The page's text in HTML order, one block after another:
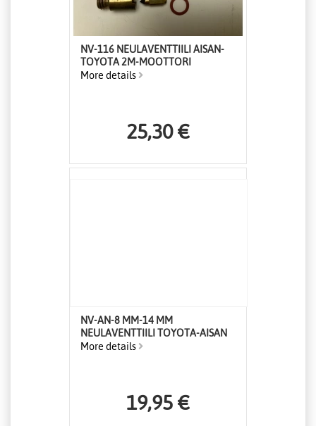
NV-116 NEULAVENTTIILI AISAN-
TOYOTA 2M-MOOTTORI
More details
25,30 €
NV-AN-8 MM-14 MM
NEULAVENTTIILI TOYOTA-AISAN
More details
19,95 €